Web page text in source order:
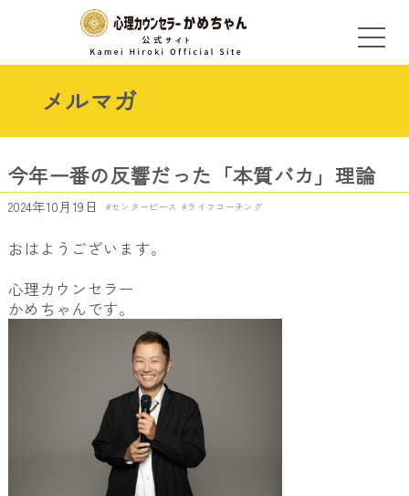
メルマガ
今年一番の反響だった「本質バカ」理論
2024年10月19日 センターピース ライフコーチング
おはようございます。
心理カウンセラー
かめちゃんです。